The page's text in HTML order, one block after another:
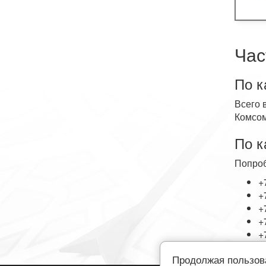
По
Всего
По
Продолжая